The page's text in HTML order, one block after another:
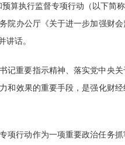
算执行监督专项行动（以下
院办公厅《关于进一步加强财
讲话。
记重要指示精神、落实党中央
和效果的重要手段，是强化财
项行动作为一项重要政治任务